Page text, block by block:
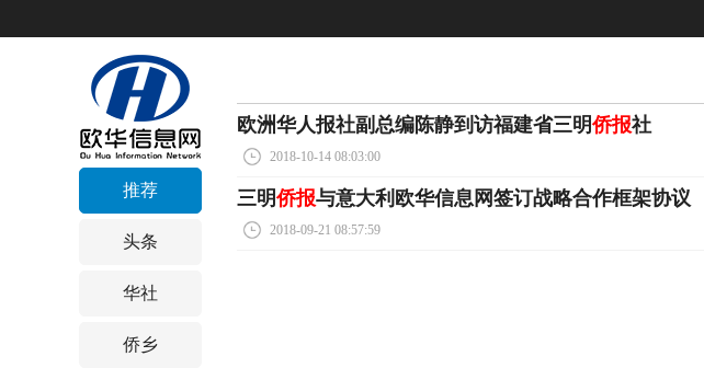
推荐
头条
华社
侨乡
欧洲华人报社副总编陈静到访福建省三明侨报社
2018-10-14 08:03:00
三明侨报与意大利欧华信息网签订战略合作框架协议
2018-09-21 08:57:59